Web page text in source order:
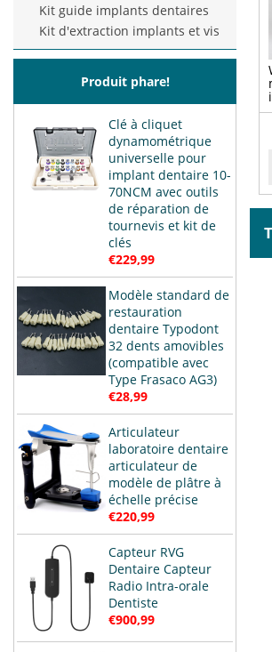
Kit guide implants dentaires
Kit d'extraction implants et vis
Produit phare!
Clé à cliquet
dynamométrique
universelle pour
implant dentaire 10-
70NCM avec outils
de réparation de
tournevis et kit de
clés
€229,99
Modèle standard de
restauration
dentaire Typodont
32 dents amovibles
(compatible avec
Type Frasaco AG3)
€28,99
Articulateur
laboratoire dentaire
articulateur de
modèle de plâtre à
échelle précise
€220,99
Capteur RVG
Dentaire Capteur
Radio Intra-orale
Dentiste
€900,99